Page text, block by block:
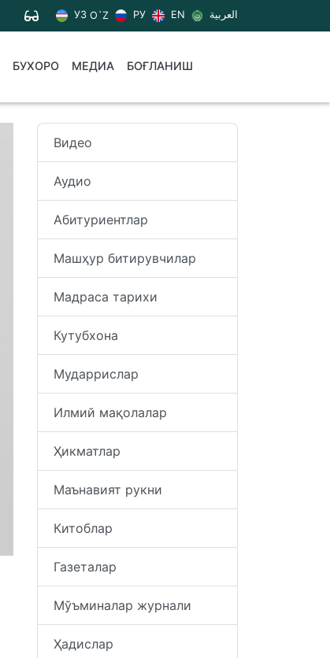
УЗ O`Z РУ EN العربية
БУХОРО МЕДИА БОҒЛАНИШ
Видео
Аудио
Абитуриентлар
Машҳур битирувчилар
Мадраса тарихи
Кутубхона
Мударрислар
Илмий мақолалар
Ҳикматлар
Маънавият рукни
Китоблар
Газеталар
Мўъминалар журнали
Ҳадислар